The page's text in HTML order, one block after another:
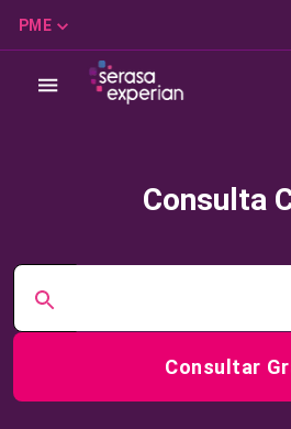
PME
Consulta
Consultar